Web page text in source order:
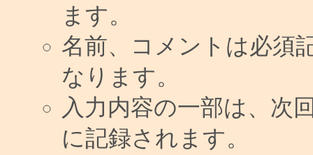
ます。
名前、コメントは必須
なります。
入力内容の一部は、次
に記録されます。